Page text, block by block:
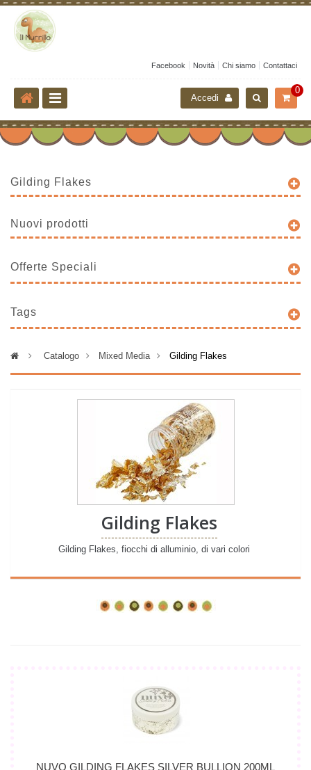
Facebook Novità Chi siamo Contattaci
0
Accedi
Gilding Flakes
Nuovi prodotti
Offerte Speciali
Tags
> Catalogo > Mixed Media > Gilding Flakes
Gilding Flakes
Gilding Flakes, fiocchi di alluminio, di vari colori
NUVO GILDING FLAKES SILVER BULLION 200ML